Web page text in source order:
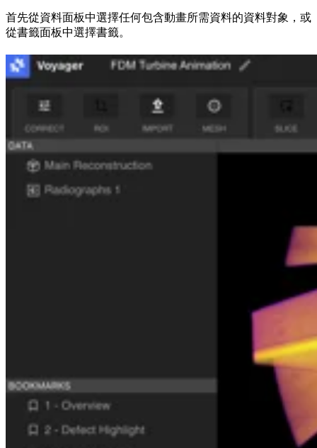
首先從資料面板中選擇任何包含動畫所需資料的資料對象，或
從書籤面板中選擇書籤。